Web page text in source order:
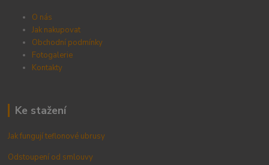
O nás
Jak nakupovat
Obchodní podmínky
Fotogalerie
Kontakty
Ke stažení
Jak fungují teflonové ubrusy
Odstoupení od smlouvy